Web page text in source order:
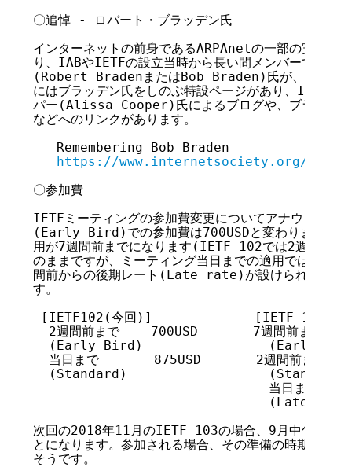
〇追悼 - ロバート・ブラッデン氏
インターネットの前身であるARPAnetの一部の実装や
り、IABやIETFの設立当時から長い間メンバーであっ
(Robert BradenまたはBob Braden)氏が、2018年4
にはブラッデン氏をしのぶ特設ページがあり、IETFチ
パー(Alissa Cooper)氏によるブログや、ブラッデン
などへのリンクがあります。
   Remembering Bob Braden
https://www.internetsociety.org/news/
〇参加費
IETFミーティングの参加費変更についてアナウンスが
(Early Bird)での参加費は700USDと変わりません
用が7週間前までになります(IETF 102では2週間前ま
のままですが、ミーティング当日までの適用ではなく
間前からの後期レート(Late rate)が設けられ、参加
す。
[IETF102(今回)]             [IETF 103(次
2週間前まで    700USD       7週間前まで
(Early Bird)                (Early
当日まで       875USD       2週間前まで
  (Standard)                  (Standard)
当日まで
(Late/on
次回の2018年11月のIETF 103の場合、9月中旬には
とになります。参加される場合、その準備の時期をか
そうです。